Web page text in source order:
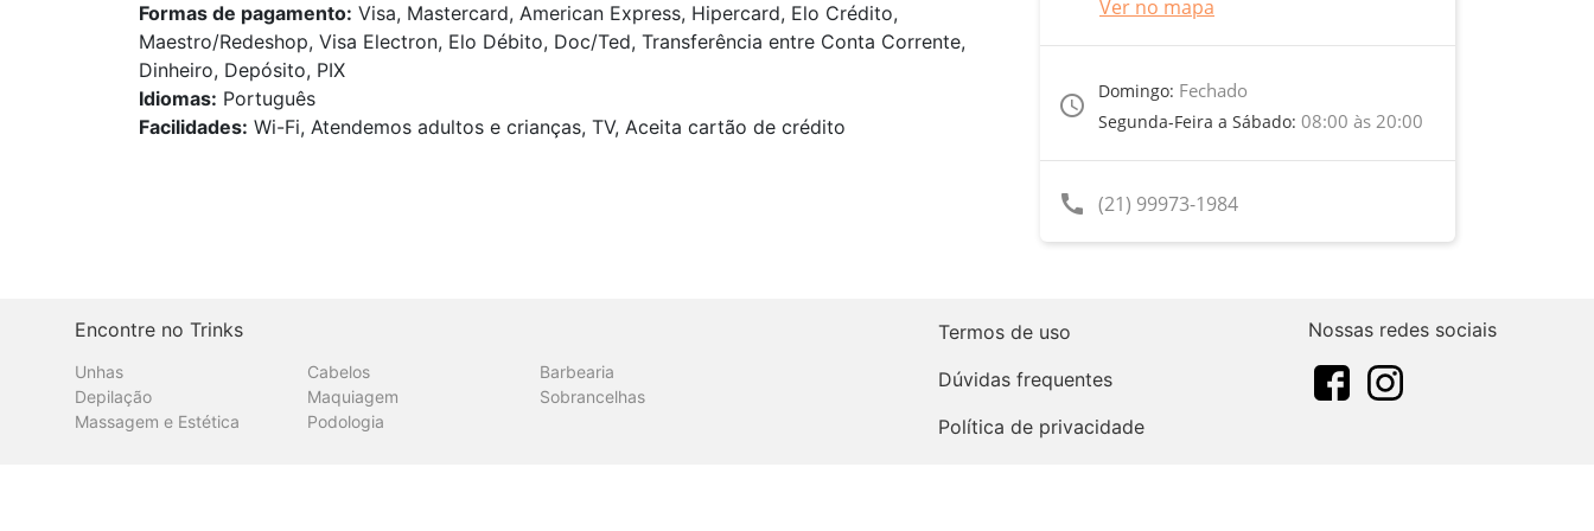
Formas de pagamento: Visa, Mastercard, American Express, Hipercard, Elo Crédito,
Maestro/Redeshop, Visa Electron, Elo Débito, Doc/Ted, Transferência entre Conta Corrente,
Dinheiro, Depósito, PIX
Idiomas: Português
Facilidades: Wi-Fi, Atendemos adultos e crianças, TV, Aceita cartão de crédito
Ver no mapa
access_time
Domingo: Fechado
Segunda-Feira a Sábado: 08:00 às 20:00
call (21) 99973-1984
Encontre no Trinks
Unhas Cabelos
Barbearia
Depilação
Maquiagem
Sobrancelhas
Massagem e Estética
Podologia
Termos de uso
Dúvidas frequentes
Política de privacidade
Nossas redes sociais